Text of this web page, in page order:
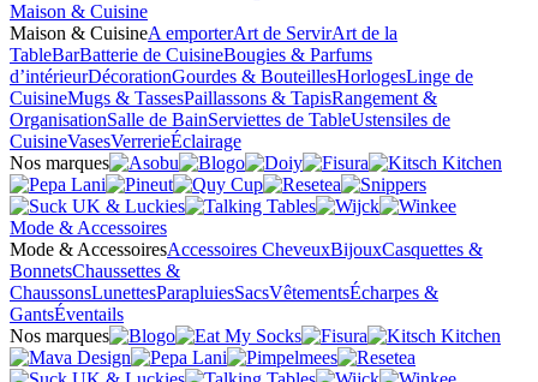
Maison & Cuisine
Maison & CuisineA emporterArt de ServirArt de la
TableBarBatterie de CuisineBougies & Parfums
d’intérieurDécorationGourdes & BouteillesHorlogesLinge de
CuisineMugs & TassesPaillassons & TapisRangement &
OrganisationSalle de BainServiettes de TableUstensiles de
CuisineVasesVerrerieÉclairage
Nos marques
Mode & Accessoires
Mode & AccessoiresAccessoires CheveuxBijouxCasquettes &
BonnetsChaussettes &
ChaussonsLunettesParapluiesSacsVêtementsÉcharpes &
GantsÉventails
Nos marques